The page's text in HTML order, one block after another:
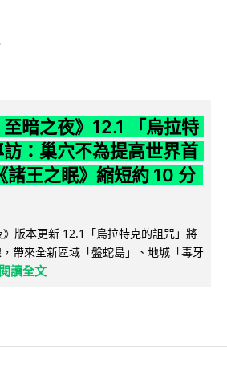
至暗之夜》12.1 「烏拉特
：巢穴不為提高世界首
諸王之眠》縮短約 10 分
》版本更新 12.1「烏拉特克的詛咒」將
帶來全新區域「盤蛇島」、地城「毒牙
閱讀全文